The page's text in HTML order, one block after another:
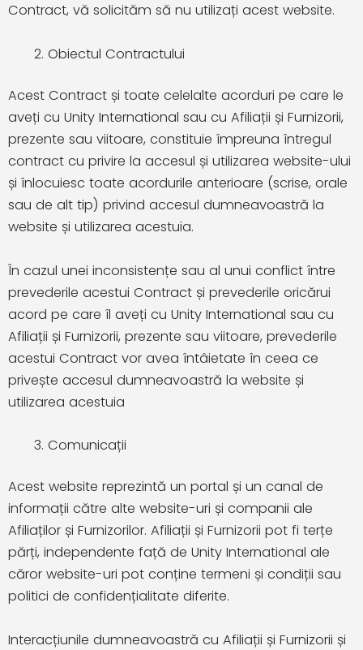
Contract, vă solicităm să nu utilizați acest website.
Obiectul Contractului
Acest Contract și toate celelalte acorduri pe care le
aveți cu Unity International sau cu Afiliații și Furnizorii,
prezente sau viitoare, constituie împreuna întregul
contract cu privire la accesul și utilizarea website-ului
și înlocuiesc toate acordurile anterioare (scrise, orale
sau de alt tip) privind accesul dumneavoastră la
website și utilizarea acestuia.
În cazul unei inconsistențe sau al unui conflict între
prevederile acestui Contract și prevederile oricărui
acord pe care îl aveți cu Unity International sau cu
Afiliații și Furnizorii, prezente sau viitoare, prevederile
acestui Contract vor avea întâietate în ceea ce
privește accesul dumneavoastră la website și
utilizarea acestuia
Comunicații
Acest website reprezintă un portal și un canal de
informații către alte website-uri și companii ale
Afiliaților și Furnizorilor. Afiliații și Furnizorii pot fi terțe
părți, independente față de Unity International ale
căror website-uri pot conține termeni și condiții sau
politici de confidențialitate diferite.
Interacțiunile dumneavoastră cu Afiliații și Furnizorii și